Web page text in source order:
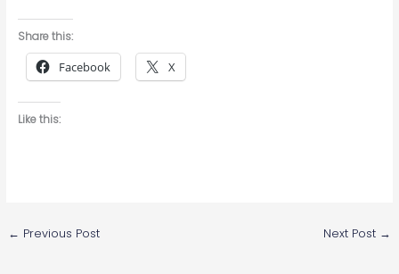
Share this:
Facebook X
Like this:
← Previous Post Next Post →